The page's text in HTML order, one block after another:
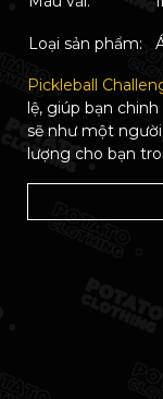
Loại sản phẩm:
Pickleball
lệ, giúp bạn
sẽ như một
lượng cho bạn